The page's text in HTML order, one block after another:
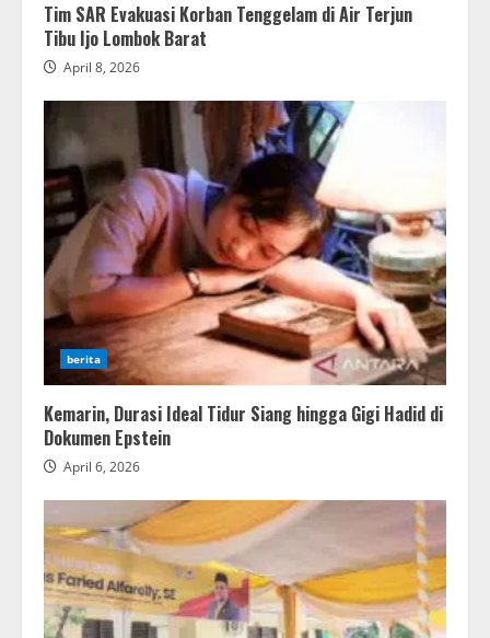
Tim SAR Evakuasi Korban Tenggelam di Air Terjun
Tibu Ijo Lombok Barat
April 8, 2026
berita
Kemarin, Durasi Ideal Tidur Siang hingga Gigi Hadid di
Dokumen Epstein
April 6, 2026